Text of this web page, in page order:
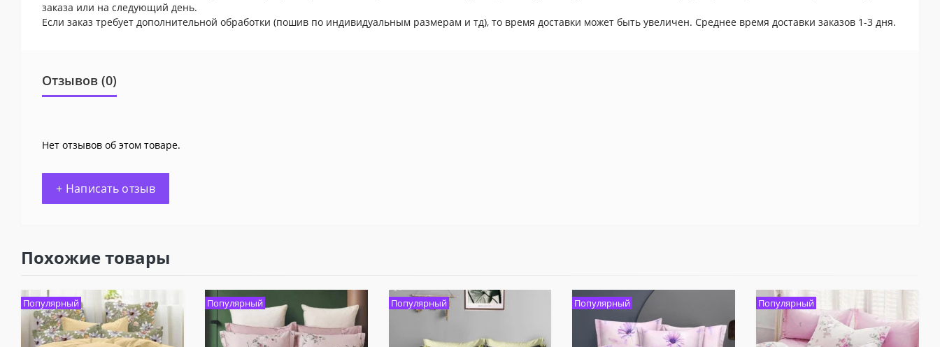
заказа или на следующий день.
Если заказ требует дополнительной обработки (пошив по индивидуальным размерам и тд), то время доставки может быть увеличен. Среднее время доставки заказов 1-3 дня.
Отзывов (0)
Нет отзывов об этом товаре.
+ Написать отзыв
Похожие товары
Популярный Популярный Популярный Популярный Популярный